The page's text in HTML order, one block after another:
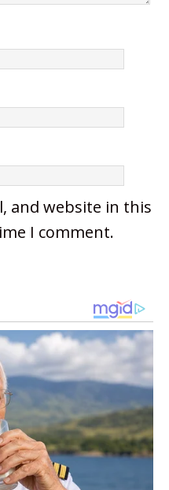
and website in this
I comment.